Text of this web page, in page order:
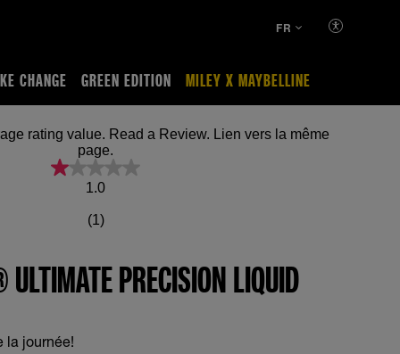
CHANGE GREEN EDITION MILEY X MAYBELLINE
FR
value. Read a Review. Lien vers la même
page.
1.0
(1)
PRECISION LIQUID
la journée!